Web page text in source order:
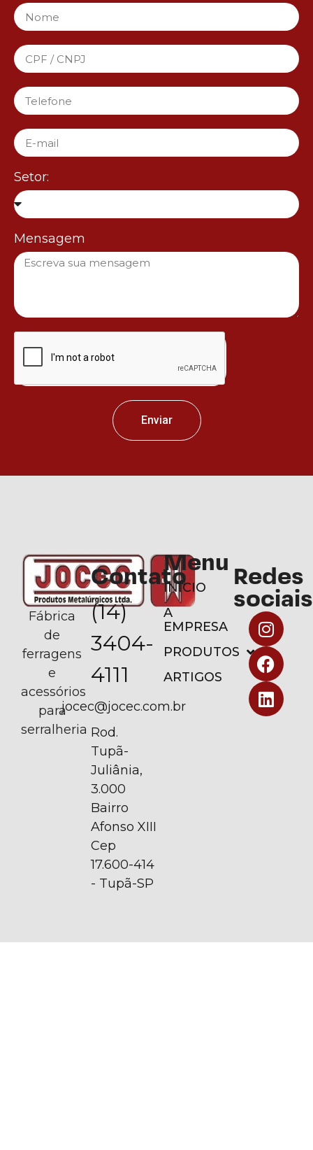
Setor:
Mensagem
Enviar
Fábrica
de
ferragens
e
acessórios
para
serralheria
Contato
(14)
3404-
4111
jocec@jocec.com.br
Rod.
Tupã-
Juliânia,
3.000
Bairro
Afonso XIII
Cep
17.600-414
- Tupã-SP
Menu
INÍCIO
A
EMPRESA
PRODUTOS
ARTIGOS
Redes
sociais